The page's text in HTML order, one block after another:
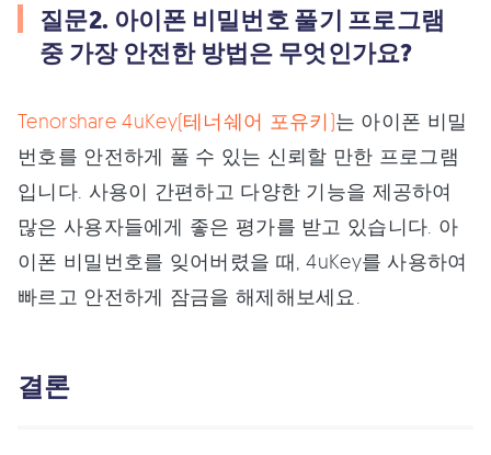
질문2. 아이폰 비밀번호 풀기 프로그램
중 가장 안전한 방법은 무엇인가요?
Tenorshare 4uKey(테너쉐어 포유키)는 아이폰 비밀
번호를 안전하게 풀 수 있는 신뢰할 만한 프로그램
입니다. 사용이 간편하고 다양한 기능을 제공하여
많은 사용자들에게 좋은 평가를 받고 있습니다. 아
이폰 비밀번호를 잊어버렸을 때, 4uKey를 사용하여
빠르고 안전하게 잠금을 해제해보세요.
결론